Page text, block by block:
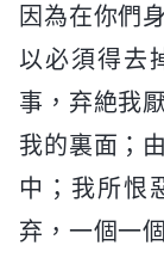
因為在你們
以必須得去
事，弃絶我
我的裏面；
中；我所恨
弃，一個一